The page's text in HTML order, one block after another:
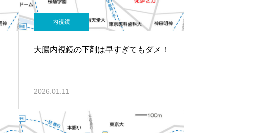
内視鏡
大腸内視鏡の下剤は早すぎてもダメ！
2026.01.11